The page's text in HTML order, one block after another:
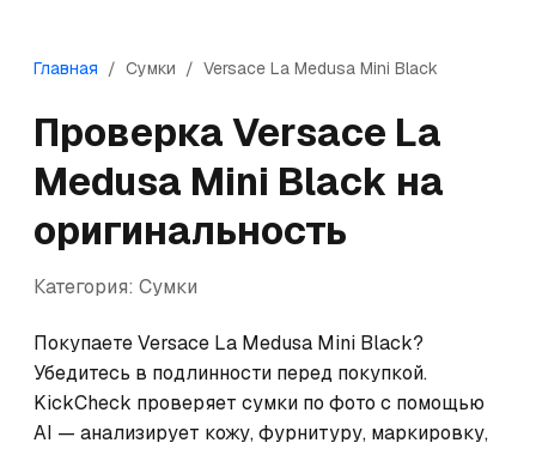
Главная / Сумки / Versace La Medusa Mini Black
ПроверкаVersace La
Medusa Mini Black на
оригинальность
Категория: Сумки
Покупаете Versace La Medusa Mini Black?
Убедитесь в подлинности перед покупкой.
KickCheck проверяет сумки по фото с помощью
AI — анализирует кожу, фурнитуру, маркировку,